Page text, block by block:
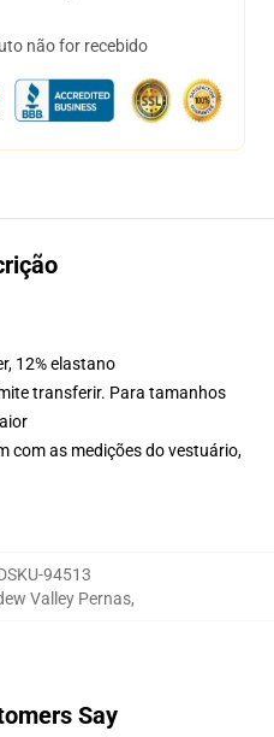
não for recebido
12% elastano
transferir. Para tamanhos
com as medições do vestuário,
94513
Valley Pernas,
Say